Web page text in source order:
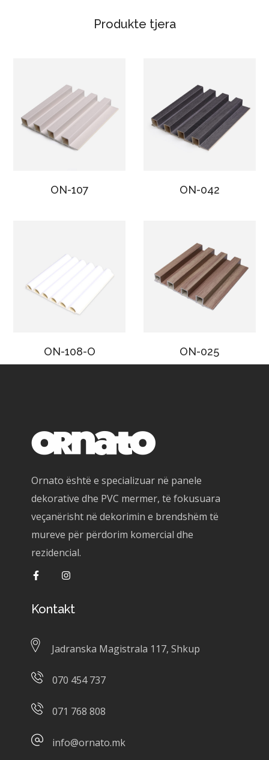
Produkte tjera
ON-107 ON-042
ON-108-O ON-025
Ornato është e specializuar në panele
dekorative dhe PVC mermer, të fokusuara
veçanërisht në dekorimin e brendshëm të
mureve për përdorim komercial dhe
rezidencial.
Kontakt
Jadranska Magistrala 117, Shkup
070 454 737
071 768 808
info@ornato.mk